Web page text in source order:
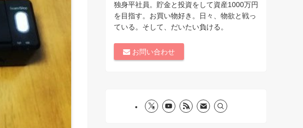
独身平社員。貯金と投資をして資産1000万円
を目指す。お買い物好き。日々、物欲と戦っ
ている。そして、だいたい負ける。
お問い合わせ